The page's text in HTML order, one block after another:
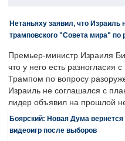
Нетаньяху заявил, что Израиль
трамповского "Совета мира"
Премьер-министр Израиля
что у него есть
Трампом по вопросу
Израиль не соглашался с
лидер объявил на прошлой
Боярский: Новая Дума вернется
видеоигр после выборов